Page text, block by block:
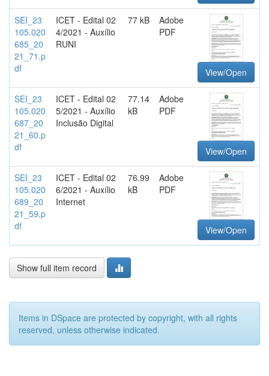
SEI_23
105.020
685_20
21_71.p
df
ICET - Edital 02
4/2021 - Auxílio
RUNI
77 kB
Adobe
PDF
View/Open
SEI_23
105.020
687_20
21_60.p
df
ICET - Edital 02
5/2021 - Auxílio
Inclusão Digital
77.14
kB
Adobe
PDF
View/Open
SEI_23
105.020
689_20
21_59.p
df
ICET - Edital 02
6/2021 - Auxílio
Internet
76.99
kB
Adobe
PDF
View/Open
Show full item record
Items in DSpace are protected by copyright, with all rights
reserved, unless otherwise indicated.